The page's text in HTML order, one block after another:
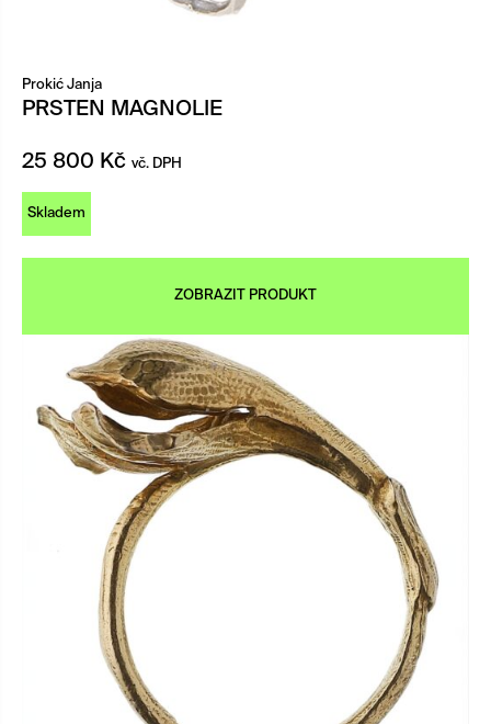
Prokić Janja
PRSTEN MAGNOLIE
25 800 Kč vč. DPH
Skladem
ZOBRAZIT PRODUKT